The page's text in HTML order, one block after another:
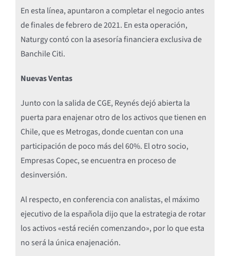
En esta línea, apuntaron a completar el negocio antes
de finales de febrero de 2021. En esta operación,
Naturgy contó con la asesoría financiera exclusiva de
Banchile Citi.
Nuevas Ventas
Junto con la salida de CGE, Reynés dejó abierta la
puerta para enajenar otro de los activos que tienen en
Chile, que es Metrogas, donde cuentan con una
participación de poco más del 60%. El otro socio,
Empresas Copec, se encuentra en proceso de
desinversión.
Al respecto, en conferencia con analistas, el máximo
ejecutivo de la española dijo que la estrategia de rotar
los activos «está recién comenzando», por lo que esta
no será la única enajenación.